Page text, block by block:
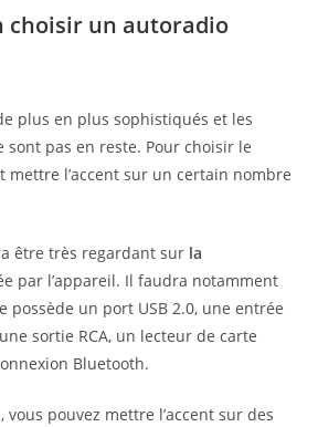
choisir un autoradio
plus en plus sophistiqués et les
sont pas en reste. Pour choisir le
mettre l’accent sur un certain nombre
être très regardant sur la
par l’appareil. Il faudra notamment
possède un port USB 2.0, une entrée
sortie RCA, un lecteur de carte
Bluetooth.
pouvez mettre l’accent sur des